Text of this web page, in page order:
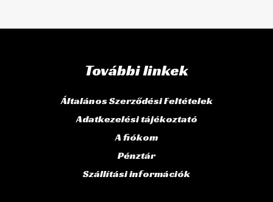
További linkek
Általános Szerződési Feltételek
Adatkezelési tájékoztató
A fiókom
Pénztár
Szállítási információk